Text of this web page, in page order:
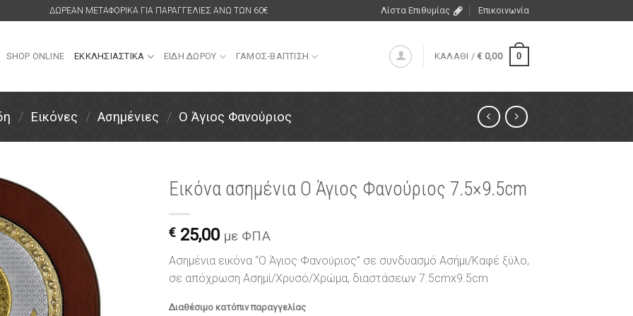
ΔΩΡΕΑΝ ΜΕΤΑΦΟΡΙΚΑ ΓΙΑ ΠΑΡΑΓΓΕΛΙΕΣ ΑΝΩ ΤΩΝ 60€ Λίστα Επιθυμίας Επικοινωνία
SHOP ONLINE ΕΚΚΛΗΣΙΑΣΤΙΚΑ ΕΙΔΗ ΔΩΡΟΥ ΓΑΜΟΣ-ΒΑΠΤΙΣΗ ΚΑΛΑΘΙ /€ 0,00 0
/ Εικόνες / Ασημένιες / Ο Άγιος Φανούριος
επιθυμιών
Εικόνα ασημένια Ο Άγιος Φανούριος 7.5×9.5cm
€ 25,00 με ΦΠΑ
Ασημένια εικόνα “Ο Άγιος Φανούριος” σε συνδυασμό Ασήμι/Καφέ ξύλο,
σε απόχρωση Ασημί/Χρυσό/Χρώμα, διαστάσεων 7.5cmx9.5cm
Διαθέσιμο κατόπιν παραγγελίας